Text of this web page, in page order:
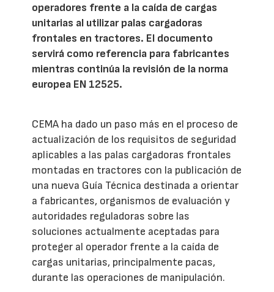
operadores frente a la caída de cargas
unitarias al utilizar palas cargadoras
frontales en tractores. El documento
servirá como referencia para fabricantes
mientras continúa la revisión de la norma
europea EN 12525.
CEMA ha dado un paso más en el proceso de
actualización de los requisitos de seguridad
aplicables a las palas cargadoras frontales
montadas en tractores con la publicación de
una nueva Guía Técnica destinada a orientar
a fabricantes, organismos de evaluación y
autoridades reguladoras sobre las
soluciones actualmente aceptadas para
proteger al operador frente a la caída de
cargas unitarias, principalmente pacas,
durante las operaciones de manipulación.